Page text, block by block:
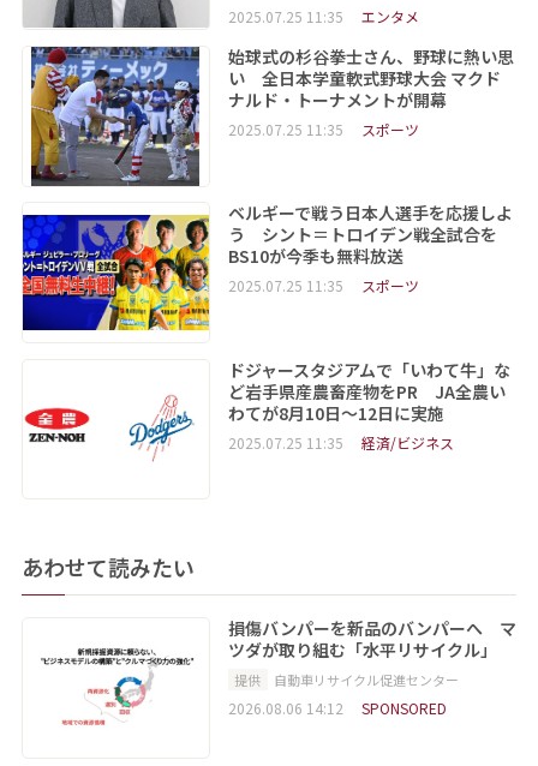
2025.07.25 11:35 エンタメ
始球式の杉谷拳士さん、野球に熱い思
い 全日本学童軟式野球大会 マクド
ナルド・トーナメントが開幕
2025.07.25 11:35 スポーツ
ベルギーで戦う日本人選手を応援しよ
う シント＝トロイデン戦全試合を
BS10が今季も無料放送
2025.07.25 11:35 スポーツ
ドジャースタジアムで「いわて牛」な
ど岩手県産農畜産物をPR JA全農い
わてが8月10日～12日に実施
2025.07.25 11:35 経済/ビジネス
あわせて読みたい
損傷バンパーを新品のバンパーへ マ
ツダが取り組む「水平リサイクル」
提供 自動車リサイクル促進センター
2026.08.06 14:12 SPONSORED